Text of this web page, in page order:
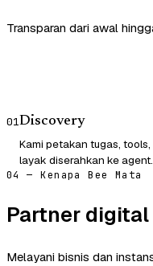
Transparan dari awal
01Discovery
Kami petakan tugas,
layak diserahkan ke agent.
04 — Kenapa Bee Mata
Partner
Melayani bisnis dan